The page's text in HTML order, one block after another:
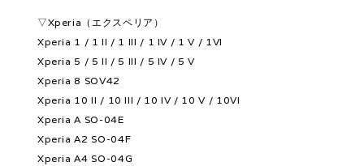
▽Xperia（エクスペリア）
Xperia 1 / 1 II / 1 III / 1 IV / 1 V / 1VI
Xperia 5 / 5 II / 5 III / 5 IV / 5 V
Xperia 8 SOV42
Xperia 10 II / 10 III / 10 IV / 10 V / 10VI
Xperia A SO-04E
Xperia A2 SO-04F
Xperia A4 SO-04G